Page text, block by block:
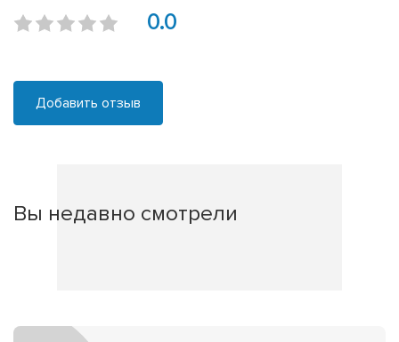
0.0
Добавить отзыв
Вы недавно смотрели